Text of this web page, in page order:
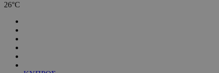
26°C